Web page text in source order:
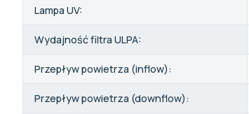
Lampa UV:
Wydajność filtra ULPA:
Przepływ powietrza (inflow):
Przepływ powietrza (downflow):